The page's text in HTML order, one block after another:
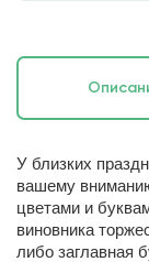
У близких
вашему
цветами и
виновника
либо заглавная